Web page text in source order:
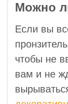
Можно
Если вы
чтобы не
вам и не